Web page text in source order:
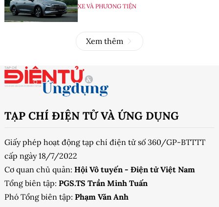
XE VÀ PHƯƠNG TIỆN
Xem thêm
TẠP CHÍ ĐIỆN TỬ VÀ ỨNG DỤNG
Giấy phép hoạt động tạp chí điện tử số 360/GP-BTTTT
cấp ngày 18/7/2022
Cơ quan chủ quản: Hội Vô tuyến - Điện tử Việt Nam
Tổng biên tập: PGS.TS Trần Minh Tuấn
Phó Tổng biên tập: Phạm Văn Anh